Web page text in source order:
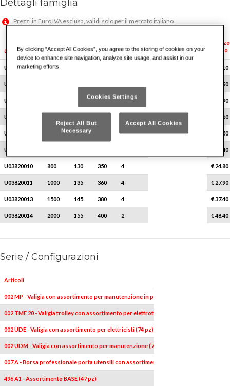
Dettagli famiglia
Prezzi in Euro IVA esclusa, validi solo per il mercato italiano
Prices in Euro VAT excluded, valid for Italian market only
Codice gr c mm L mm Q.tà x conf.
Prezzo
listino
U03820002 100 € 12.10
U03820004 € 12.60
U03820006 300 8 € 13.90
U03820007 € 16.50
U03820008 118 8 € 18.50
U03820009 € 21.40
U03820010 800 130 350 4 € 24.80
U03820011 1000 135 360 4 € 27.90
U03820013 1500 145 380 4 € 37.40
U03820014 2000 155 400 2 € 48.40
Serie / Configurazioni
Articoli
002 MP - Valigia con assortimento per manutenzione in pollici (174 pz)
002 TME 20 - Valigia trolley con assortimento per elettrotecnica (20 pz)
002 UDE - Valigia con assortimento per elettricisti (74 pz)
002 UDM - Valigia con assortimento per manutenzione (74 pz)
007 A - Borsa professionale porta utensili con assortimento (32 pz)
496 A1 - Assortimento BASE (47 pz)
By clicking “Accept All Cookies”, you agree to the storing of cookies on your
device to enhance site navigation, analyze site usage, and assist in our
marketing efforts.
Cookies Settings
Reject All But
Necessary
Accept All Cookies